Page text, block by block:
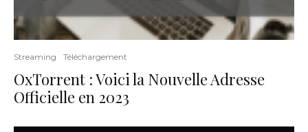
Streaming Téléchargement
OxTorrent : Voici la Nouvelle Adresse
Officielle en 2023